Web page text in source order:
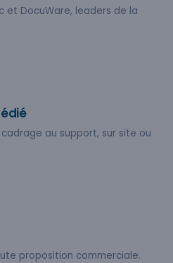
et DocuWare, leaders de la
au support, sur site ou
proposition commerciale.